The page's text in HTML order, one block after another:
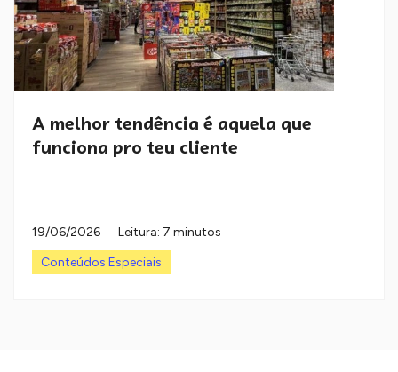
A melhor tendência é aquela que
funciona pro teu cliente
19/06/2026
Leitura: 7 minutos
Conteúdos Especiais